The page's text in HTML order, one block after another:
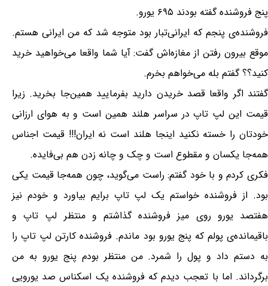
پنج فروشنده گفته بودند ۶۹۵ یورو.
فروشنده‌ی پنجم که ایرانی‌تبار بود متوجه شد که من ایرانی هستم.
موقع بیرون رفتن از مغازه‌اش گفت: آیا شما واقعا می‌خواهید خرید
کنید؟؟ گفتم بله می‌خواهم بخرم.
گفتند اگر واقعا قصد خریدن دارید بفرمایید همین‌جا بخرید. زیرا
قیمت این لپ تاپ در سراسر هلند همین است و به هوای ارزانی
خودتان را خسته نکنید اینجا هلند است نه ایران!!! قیمت اجناس
همه‌جا یکسان و مقطوع است و چک و چانه زدن هم بی‌فایده.
فکری کردم و با خود گفتم: راست می‌گوید، چون همه‌جا قیمت یکی
بود. از فروشنده خواستم یک لپ تاپ برایم بیاورد و خودم نیز
هفتصد یورو روی میز فروشنده گذاشتم و منتظر لپ تاپ و
باقیمانده‌ی پولم که پنج یورو بود ماندم. فروشنده کارتن لپ تاپ را
به دستم داد و پول را شمرد. من منتظر بودم پنج یورو به من
برگرداند. اما با تعجب دیدم که فروشنده یک اسکناس صد یورویی